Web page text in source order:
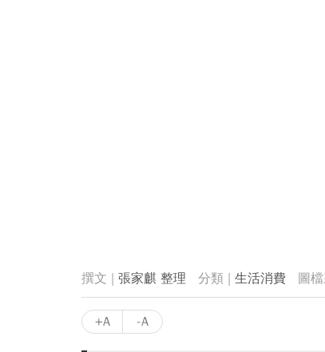
張家麒 整理 生活消費
+A -A